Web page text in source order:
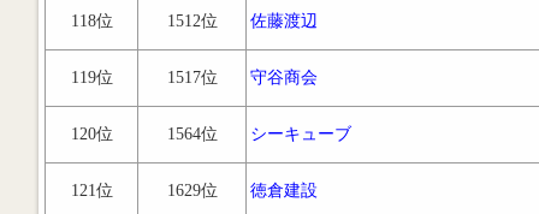
118位 1512位 佐藤渡辺
119位 1517位 守谷商会
120位 1564位 シーキューブ
121位 1629位 徳倉建設